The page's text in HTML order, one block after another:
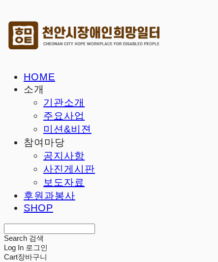
HOME
소개
기관소개
주요사업
미션&비젼
참여마당
공지사항
사진게시판
보도자료
후원과봉사
SHOP
Search 검색
Log In 로그인
Cart장바구니